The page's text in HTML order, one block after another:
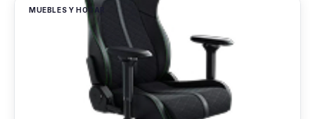
MUEBLES Y HOGAR